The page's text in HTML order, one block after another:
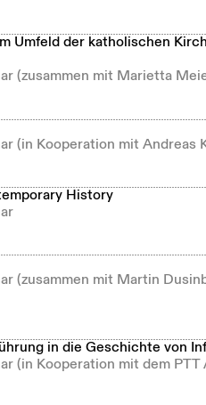
Umfeld der katholischen
(zusammen mit Marietta
(in Kooperation mit Andreas
History
(zusammen mit Martin
in die Geschichte von
(in Kooperation mit dem PTT